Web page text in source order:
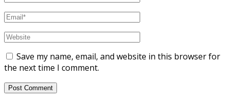
Save my name, email, and website in this browser for
the next time I comment.